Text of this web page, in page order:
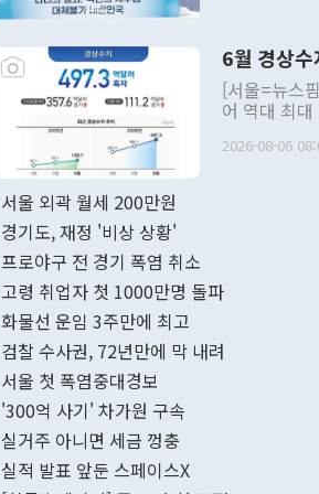
주의적 희망
관의 대북
관 부처 장
관의 무리한
다. [정동영 통일부 장관이 지난달 23일 오후 서울 종로구 정부서울청사에
무너졌다고
함께 4자 대
6월 경상
[서울=뉴스
어 역대 최
료=한국은행] 한국은행이 6일 발표한 '2026년 6월 국제수지(잠정)'
며 월간 기
196.9% 급
수출은
기록했지만
2026-08-06
서울 외곽 월세 200만원
경기도, 재정 '비상 상황'
프로야구 전 경기 폭염 취소
고령 취업자 첫 1000만명 돌파
화물선 운임 3주만에 최고
검찰 수사권, 72년만에 막 내려
서울 첫 폭염중대경보
'300억 사기' 차가원 구속
실거주 아니면 세금 껑충
실적 발표 앞둔 스페이스X